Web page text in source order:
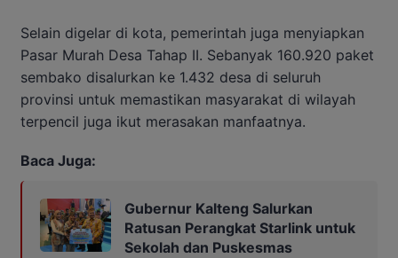
Selain digelar di kota, pemerintah juga menyiapkan
Pasar Murah Desa Tahap II. Sebanyak 160.920 paket
sembako disalurkan ke 1.432 desa di seluruh
provinsi untuk memastikan masyarakat di wilayah
terpencil juga ikut merasakan manfaatnya.
Baca Juga:
Gubernur Kalteng Salurkan
Ratusan Perangkat Starlink untuk
Sekolah dan Puskesmas